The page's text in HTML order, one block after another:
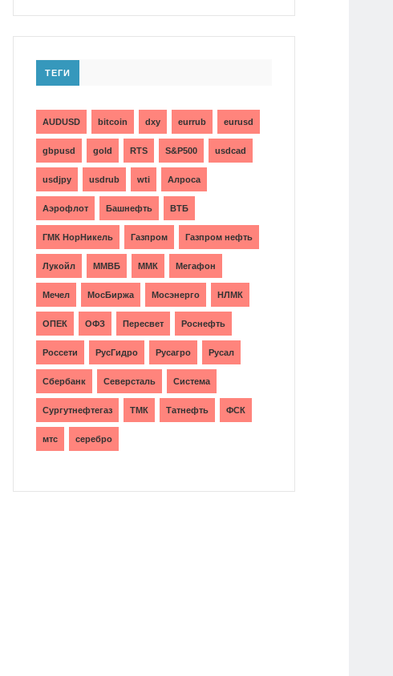
ТЕГИ
AUDUSD bitcoin dxy eurrub eurusd
gbpusd gold RTS S&P500 usdcad
usdjpy usdrub wti Алроса
Аэрофлот Башнефть ВТБ
ГМК НорНикель Газпром Газпром нефть
Лукойл ММВБ ММК Мегафон
Мечел МосБиржа Мосэнерго НЛМК
ОПЕК ОФЗ Пересвет Роснефть
Россети РусГидро Русагро Русал
Сбербанк Северсталь Система
Сургутнефтегаз ТМК Татнефть ФСК
мтс серебро